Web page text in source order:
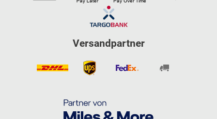
Versandpartner